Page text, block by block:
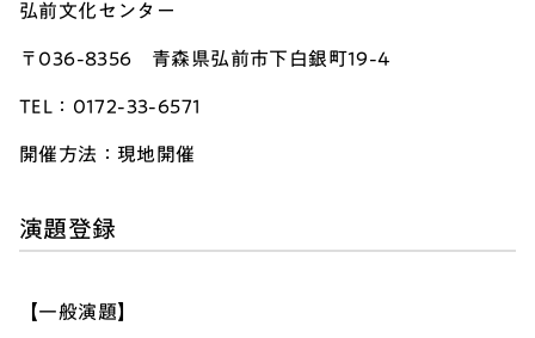
弘前文化センター
〒036-8356 青森県弘前市下白銀町19-4
TEL：0172-33-6571
開催方法：現地開催
演題登録
【一般演題】